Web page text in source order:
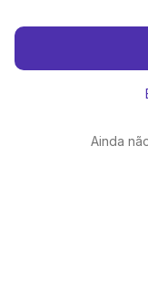
Ainda